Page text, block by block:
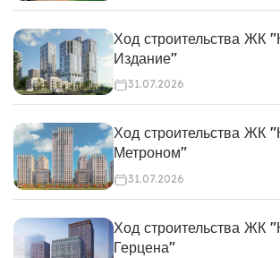
Ход строительства ЖК
Издание"
31.07.2026
Ход строительства ЖК
Метроном"
31.07.2026
Ход строительства ЖК
Герцена"